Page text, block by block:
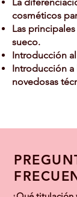
cosméticos
Las
sueco.
Introducción
Introducción a
novedosas